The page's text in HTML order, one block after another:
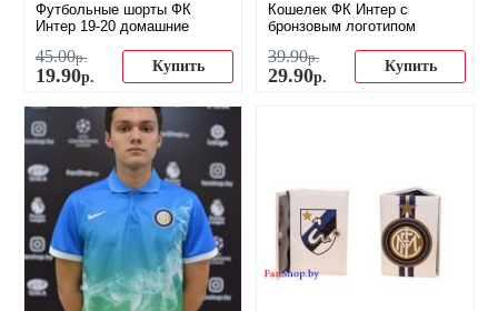
Футбольные шорты ФК
Интер 19-20 домашние
45.00р.
19.90р.
Купить
Кошелек ФК Интер с
бронзовым логотипом
39.90р.
29.90р.
Купить